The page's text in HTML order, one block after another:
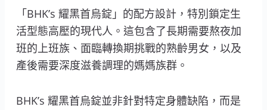
「BHK’s 耀黑首烏錠」的配方設計，特別鎖定生
活型態高壓的現代人。這包含了長期需要熬夜加
班的上班族、面臨轉換期挑戰的熟齡男女，以及
產後需要深度滋養調理的媽媽族群。
BHK’s 耀黑首烏錠並非針對特定身體缺陷，而是